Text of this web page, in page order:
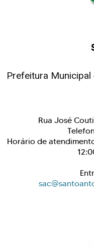
Prefeitura
Rua José
Horário de